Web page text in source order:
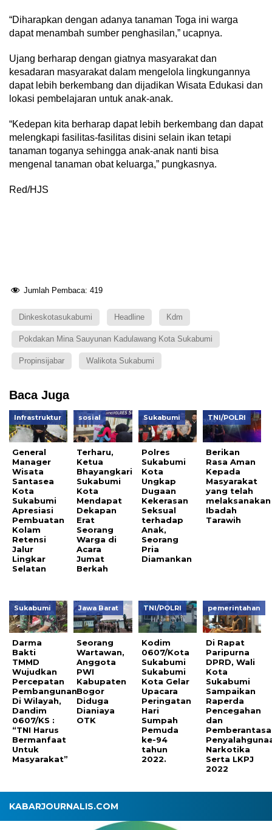
“Diharapkan dengan adanya tanaman Toga ini warga
dapat menambah sumber penghasilan,” ucapnya.
Ujang berharap dengan giatnya masyarakat dan
kesadaran masyarakat dalam mengelola lingkungannya
dapat lebih berkembang dan dijadikan Wisata Edukasi dan
lokasi pembelajaran untuk anak-anak.
“Kedepan kita berharap dapat lebih berkembang dan dapat
melengkapi fasilitas-fasilitas disini selain ikan tetapi
tanaman toganya sehingga anak-anak nanti bisa
mengenal tanaman obat keluarga,” pungkasnya.
Red/HJS
Jumlah Pembaca: 419
Dinkeskotasukabumi Headline Kdm
Pokdakan Mina Sauyunan Kadulawang Kota Sukabumi
Propinsijabar Walikota Sukabumi
Baca Juga
Infrastruktur
General
Manager
Wisata
Santasea
Kota
Sukabumi
Apresiasi
Pembuatan
Kolam
Retensi
Jalur
Lingkar
Selatan
sosial
Terharu,
Ketua
Bhayangkari
Sukabumi
Kota
Mendapat
Dekapan
Erat
Seorang
Warga di
Acara
Jumat
Berkah
Sukabumi
Polres
Sukabumi
Kota
Ungkap
Dugaan
Kekerasan
Seksual
terhadap
Anak,
Seorang
Pria
Diamankan
TNI/POLRI
Berikan
Rasa Aman
Kepada
Masyarakat
yang telah
melaksanakan
Ibadah
Tarawih
Sukabumi
Darma
Bakti
TMMD
Wujudkan
Percepatan
Pembangunan
Di Wilayah,
Dandim
0607/KS :
“TNI Harus
Bermanfaat
Untuk
Masyarakat”
Jawa Barat
Seorang
Wartawan,
Anggota
PWI
Kabupaten
Bogor
Diduga
Dianiaya
OTK
TNI/POLRI
Kodim
0607/Kota
Sukabumi
Sukabumi
Kota Gelar
Upacara
Peringatan
Hari
Sumpah
Pemuda
ke-94
tahun
2022.
pemerintahan
Di Rapat
Paripurna
DPRD, Wali
Kota
Sukabumi
Sampaikan
Raperda
Pencegahan
dan
Narkotika
Serta LKPJ
2022
KABARJOURNALIS.COM